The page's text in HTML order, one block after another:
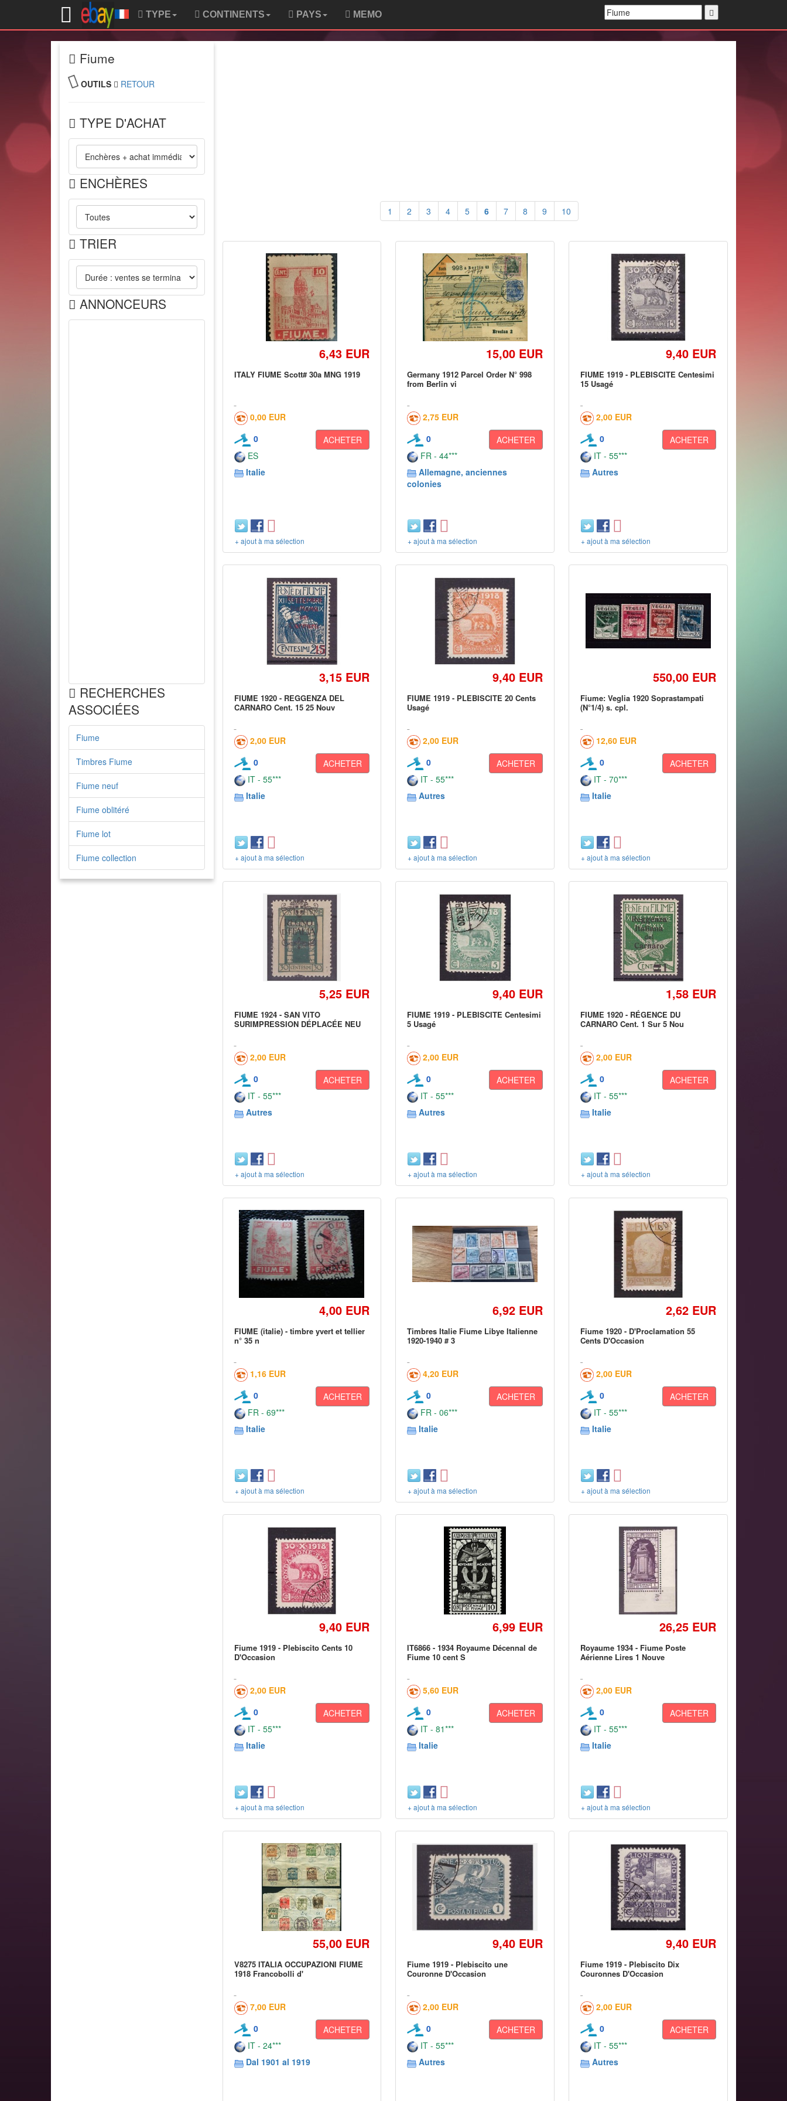
TYPE CONTINENTS PAYS MEMO
Fiume
OUTILS RETOUR
TYPE D'ACHAT
ENCHÈRES
TRIER
ANNONCEURS
RECHERCHES
ASSOCIÉES
Fiume
Timbres Fiume
Fiume neuf
Fiume oblitéré
Fiume lot
Fiume collection
1 2 3 4 5 6 7 8 9 10
6,43 EUR
ITALY FIUME Scott# 30a MNG 1919
0,00 EUR
0
ACHETER
ES
Italie
+ ajout à ma sélection
15,00 EUR
Germany 1912 Parcel Order N° 998
from Berlin vi
2,75 EUR
0
ACHETER
FR - 44***
Allemagne, anciennes
colonies
+ ajout à ma sélection
9,40 EUR
FIUME 1919 - PLEBISCITE Centesimi
15 Usagé
2,00 EUR
0
ACHETER
IT - 55***
Autres
+ ajout à ma sélection
3,15 EUR
FIUME 1920 - REGGENZA DEL
CARNARO Cent. 15 25 Nouv
2,00 EUR
0
ACHETER
IT - 55***
Italie
+ ajout à ma sélection
9,40 EUR
FIUME 1919 - PLEBISCITE 20 Cents
Usagé
2,00 EUR
0
ACHETER
IT - 55***
Autres
+ ajout à ma sélection
550,00 EUR
Fiume: Veglia 1920 Soprastampati
(N°1/4) s. cpl.
12,60 EUR
0
ACHETER
IT - 70***
Italie
+ ajout à ma sélection
5,25 EUR
FIUME 1924 - SAN VITO
SURIMPRESSION DÉPLACÉE NEU
2,00 EUR
0
ACHETER
IT - 55***
Autres
+ ajout à ma sélection
9,40 EUR
FIUME 1919 - PLEBISCITE Centesimi
5 Usagé
2,00 EUR
0
ACHETER
IT - 55***
Autres
+ ajout à ma sélection
1,58 EUR
FIUME 1920 - RÉGENCE DU
CARNARO Cent. 1 Sur 5 Nou
2,00 EUR
0
ACHETER
IT - 55***
Italie
+ ajout à ma sélection
4,00 EUR
FIUME (italie) - timbre yvert et tellier
n° 35 n
1,16 EUR
0
ACHETER
FR - 69***
Italie
+ ajout à ma sélection
6,92 EUR
Timbres Italie Fiume Libye Italienne
1920-1940 # 3
4,20 EUR
0
ACHETER
FR - 06***
Italie
+ ajout à ma sélection
2,62 EUR
Fiume 1920 - D'Proclamation 55
Cents D'Occasion
2,00 EUR
0
ACHETER
IT - 55***
Italie
+ ajout à ma sélection
9,40 EUR
Fiume 1919 - Plebiscito Cents 10
D'Occasion
2,00 EUR
0
ACHETER
IT - 55***
Italie
+ ajout à ma sélection
6,99 EUR
IT6866 - 1934 Royaume Décennal de
Fiume 10 cent S
5,60 EUR
0
ACHETER
IT - 81***
Italie
+ ajout à ma sélection
26,25 EUR
Royaume 1934 - Fiume Poste
Aérienne Lires 1 Nouve
2,00 EUR
0
ACHETER
IT - 55***
Italie
+ ajout à ma sélection
55,00 EUR
V8275 ITALIA OCCUPAZIONI FIUME
1918 Francobolli d'
7,00 EUR
0
ACHETER
IT - 24***
Dal 1901 al 1919
9,40 EUR
Fiume 1919 - Plebiscito une
Couronne D'Occasion
2,00 EUR
0
ACHETER
IT - 55***
Autres
9,40 EUR
Fiume 1919 - Plebiscito Dix
Couronnes D'Occasion
2,00 EUR
0
ACHETER
IT - 55***
Autres